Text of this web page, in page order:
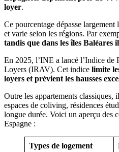
loyer.
Ce pourcentage dépasse
et varie selon les régions. Par
tandis que dans les îles Baléares
En 2025, l’INE a lancé l’Indice de
Loyers (IRAV). Cet indice limite
loyers et prévient les hausses
Outre les appartements classiques,
espaces de coliving, résidences
longue durée. Voici un aperçu des
Espagne :
Types de logement